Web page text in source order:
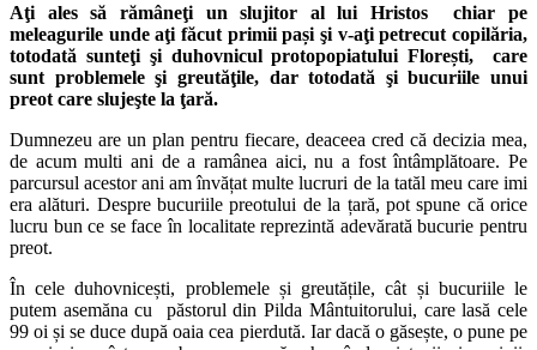
Aţi ales să rămâneţi un slujitor al lui Hristos chiar pe
meleagurile unde aţi făcut primii pași şi v-aţi petrecut copilăria,
totodată sunteţi şi duhovnicul protopopiatului Florești, care
sunt problemele şi greutăţile, dar totodată şi bucuriile unui
preot care slujeşte la ţară.
Dumnezeu are un plan pentru fiecare, deaceea cred că decizia mea,
de acum multi ani de a ramânea aici, nu a fost întâmplătoare. Pe
parcursul acestor ani am învățat multe lucruri de la tatăl meu care imi
era alături. Despre bucuriile preotului de la țară, pot spune că orice
lucru bun ce se face în localitate reprezintă adevărată bucurie pentru
preot.
În cele duhovnicești, problemele și greutățile, cât și bucuriile le
putem asemăna cu păstorul din Pilda Mântuitorului, care lasă cele
99 oi și se duce după oaia cea pierdută. Iar dacă o găsește, o pune pe